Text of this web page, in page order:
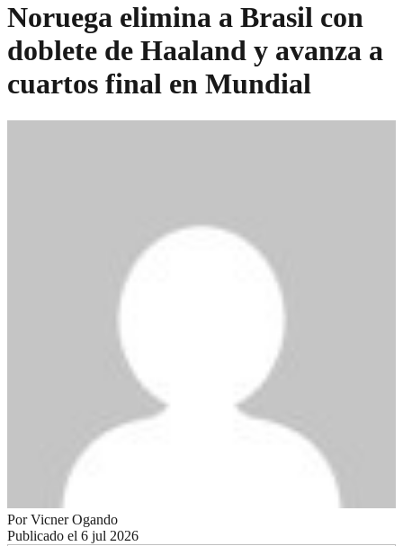
Noruega elimina a Brasil con
doblete de Haaland y avanza a
cuartos final en Mundial
PorVicner Ogando
Publicado el 6 jul 2026